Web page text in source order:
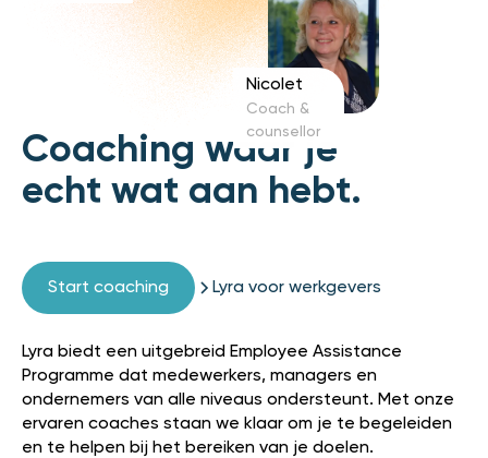
Coaching waar je
echt wat aan hebt.
Start coaching Lyra voor werkgevers
Lyra biedt een uitgebreid Employee Assistance
Programme dat medewerkers, managers en
ondernemers van alle niveaus ondersteunt. Met onze
ervaren coaches staan we klaar om je te begeleiden
en te helpen bij het bereiken van je doelen.
Nicolet
Coach &
counsellor